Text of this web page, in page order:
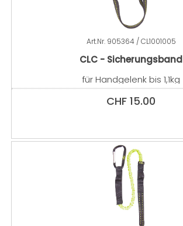
Art.Nr. 905364 / CL1001005
CLC - Sicherungsband
für Handgelenk bis 1,1kg
CHF 15.00